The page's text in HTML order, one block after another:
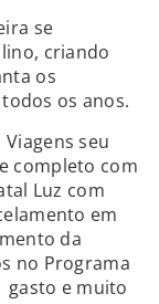
se
criando
os
os anos.
Viagens seu
completo com
Luz com
em
da
no Programa
gasto e muito